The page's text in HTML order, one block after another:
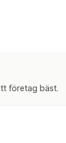
Kassaanalys
varor (COGS)
företag bäst.